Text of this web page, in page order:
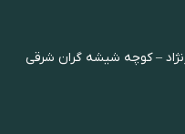
– کوچه شیشه گران شرقی